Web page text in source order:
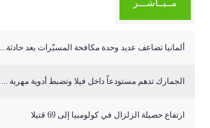
مــبــاشـــر
ألمانيا تضاعف عديد وحدة مكافحة المسيّرات بعد حادثة...
الجمارك تدهم مستودعاً داخل فيلا وتضبط أدوية مهربة ...
ارتفاع حصيلة الزلزال في كولومبيا إلى 69 قتيلا